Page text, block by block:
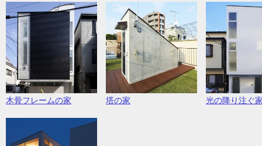
木骨フレームの家 塔の家 光の降り注ぐ